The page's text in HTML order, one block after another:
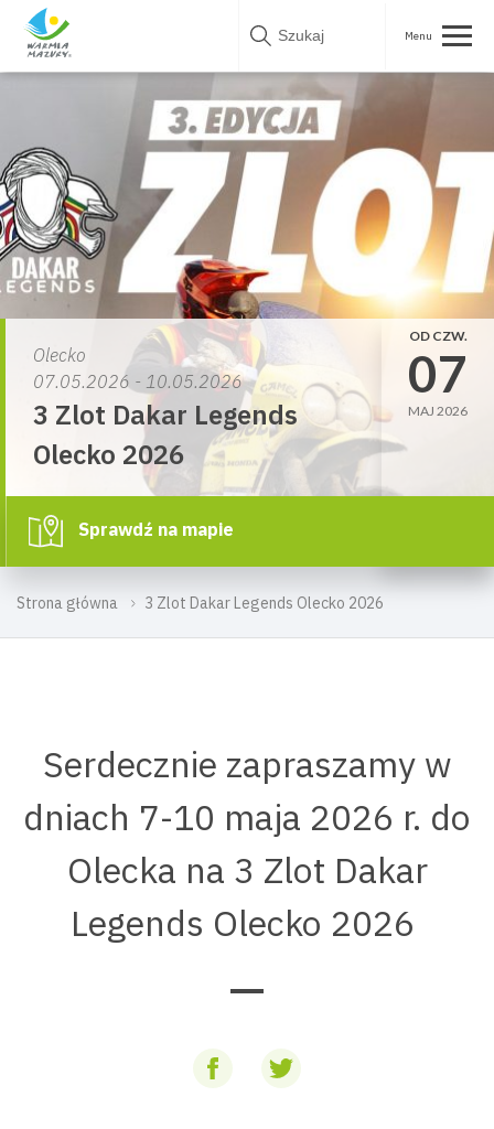
Skip
Strona główna 3 Zlot Dakar Legends Olecko 2026
Olecko
07.05.2026 - 10.05.2026
3 Zlot Dakar Legends
Olecko 2026
OD CZW.
07
MAJ 2026
Sprawdź na mapie
Serdecznie zapraszamy w
dniach 7-10 maja 2026 r. do
Olecka na 3 Zlot Dakar
Legends Olecko 2026